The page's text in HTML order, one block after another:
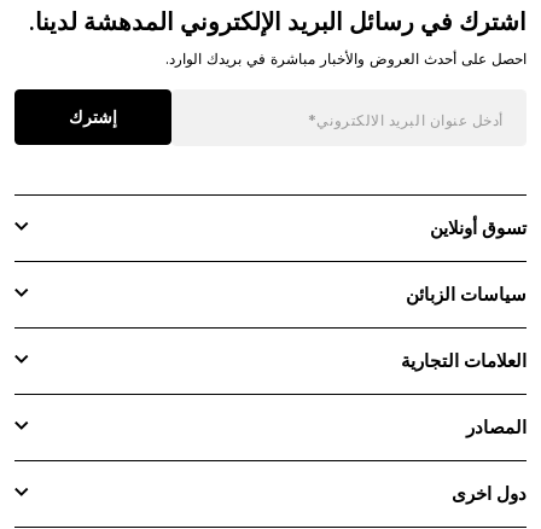
اشترك في رسائل البريد الإلكتروني المدهشة لدينا.
احصل على أحدث العروض والأخبار مباشرة في بريدك الوارد.
إشترك
تسوق أونلاين
سياسات الزبائن
العلامات التجارية
المصادر
دول اخرى